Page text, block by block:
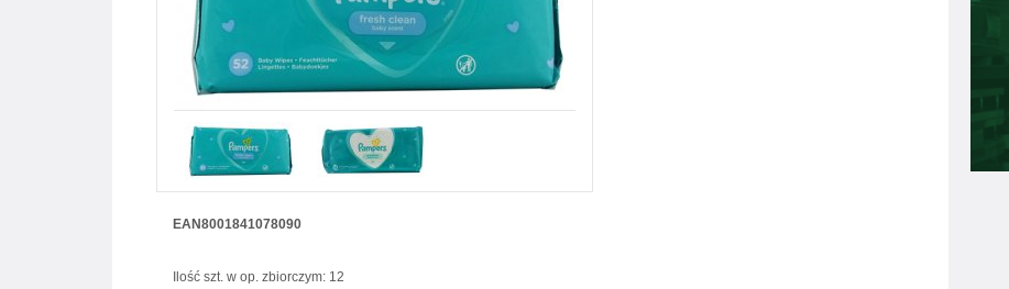
EAN8001841078090
Ilość szt. w op. zbiorczym: 12